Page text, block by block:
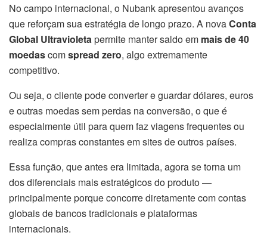
No campo internacional, o Nubank apresentou avanços
que reforçam sua estratégia de longo prazo. A novaConta
Global Ultravioletapermite manter saldo em mais de 40
moedascomspread zero, algo extremamente
competitivo.
Ou seja, o cliente pode converter e guardar dólares, euros
e outras moedas sem perdas na conversão, o que é
especialmente útil para quem faz viagens frequentes ou
realiza compras constantes em sites de outros países.
Essa função, que antes era limitada, agora se torna um
dos diferenciais mais estratégicos do produto —
principalmente porque concorre diretamente com contas
globais de bancos tradicionais e plataformas
internacionais.